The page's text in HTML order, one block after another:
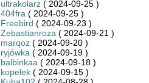
ultrakolarz( 2024-09-25 )
404fra ( 2024-09-25 )
Freebird ( 2024-09-23 )
Zebastianroza ( 2024-09-21 )
marqoz( 2024-09-20 )
ryjówka ( 2024-09-19 )
balbinkaa ( 2024-09-18 )
kopelek( 2024-09-15 )